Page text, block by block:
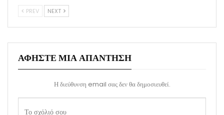
PREV NEXT
ΑΦΉΣΤΕ ΜΙΑ ΑΠΆΝΤΗΣΗ
Η διεύθυνση email σας δεν θα δημοσιευθεί.